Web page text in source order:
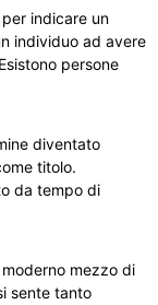
indicare un
individuo ad avere
persone
diventato
titolo.
da tempo di
mezzo di
sente tanto